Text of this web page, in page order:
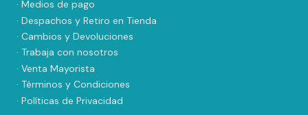
· Medios de pago
· Despachos y Retiro en Tienda
· Cambios y Devoluciones
· Trabaja con nosotros
· Venta Mayorista
· Términos y Condiciones
· Políticas de Privacidad